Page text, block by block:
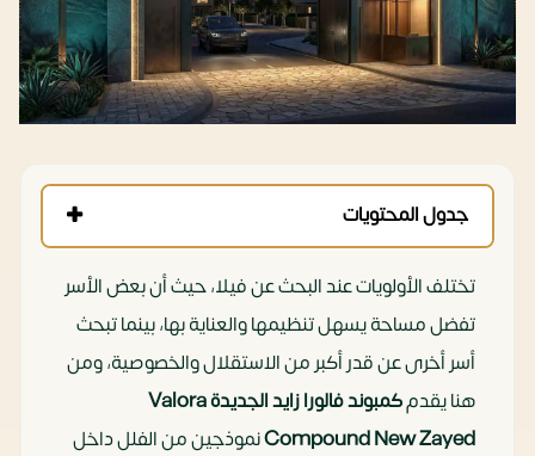
جدول المحتويات
تختلف الأولويات عند البحث عن فيلا، حيث أن بعض الأسر
تفضل مساحة يسهل تنظيمها والعناية بها، بينما تبحث
أسر أخرى عن قدر أكبر من الاستقلال والخصوصية، ومن
هنا يقدم
كمبوند فالورا زايد الجديدة Valora
Compound New Zayedنموذجين من الفلل داخل